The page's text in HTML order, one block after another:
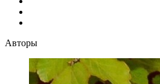
Авторы